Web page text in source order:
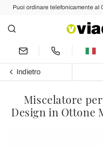
Puoi ordinare telefonicamente al
Indietro
Miscelatore
Design in Ottone